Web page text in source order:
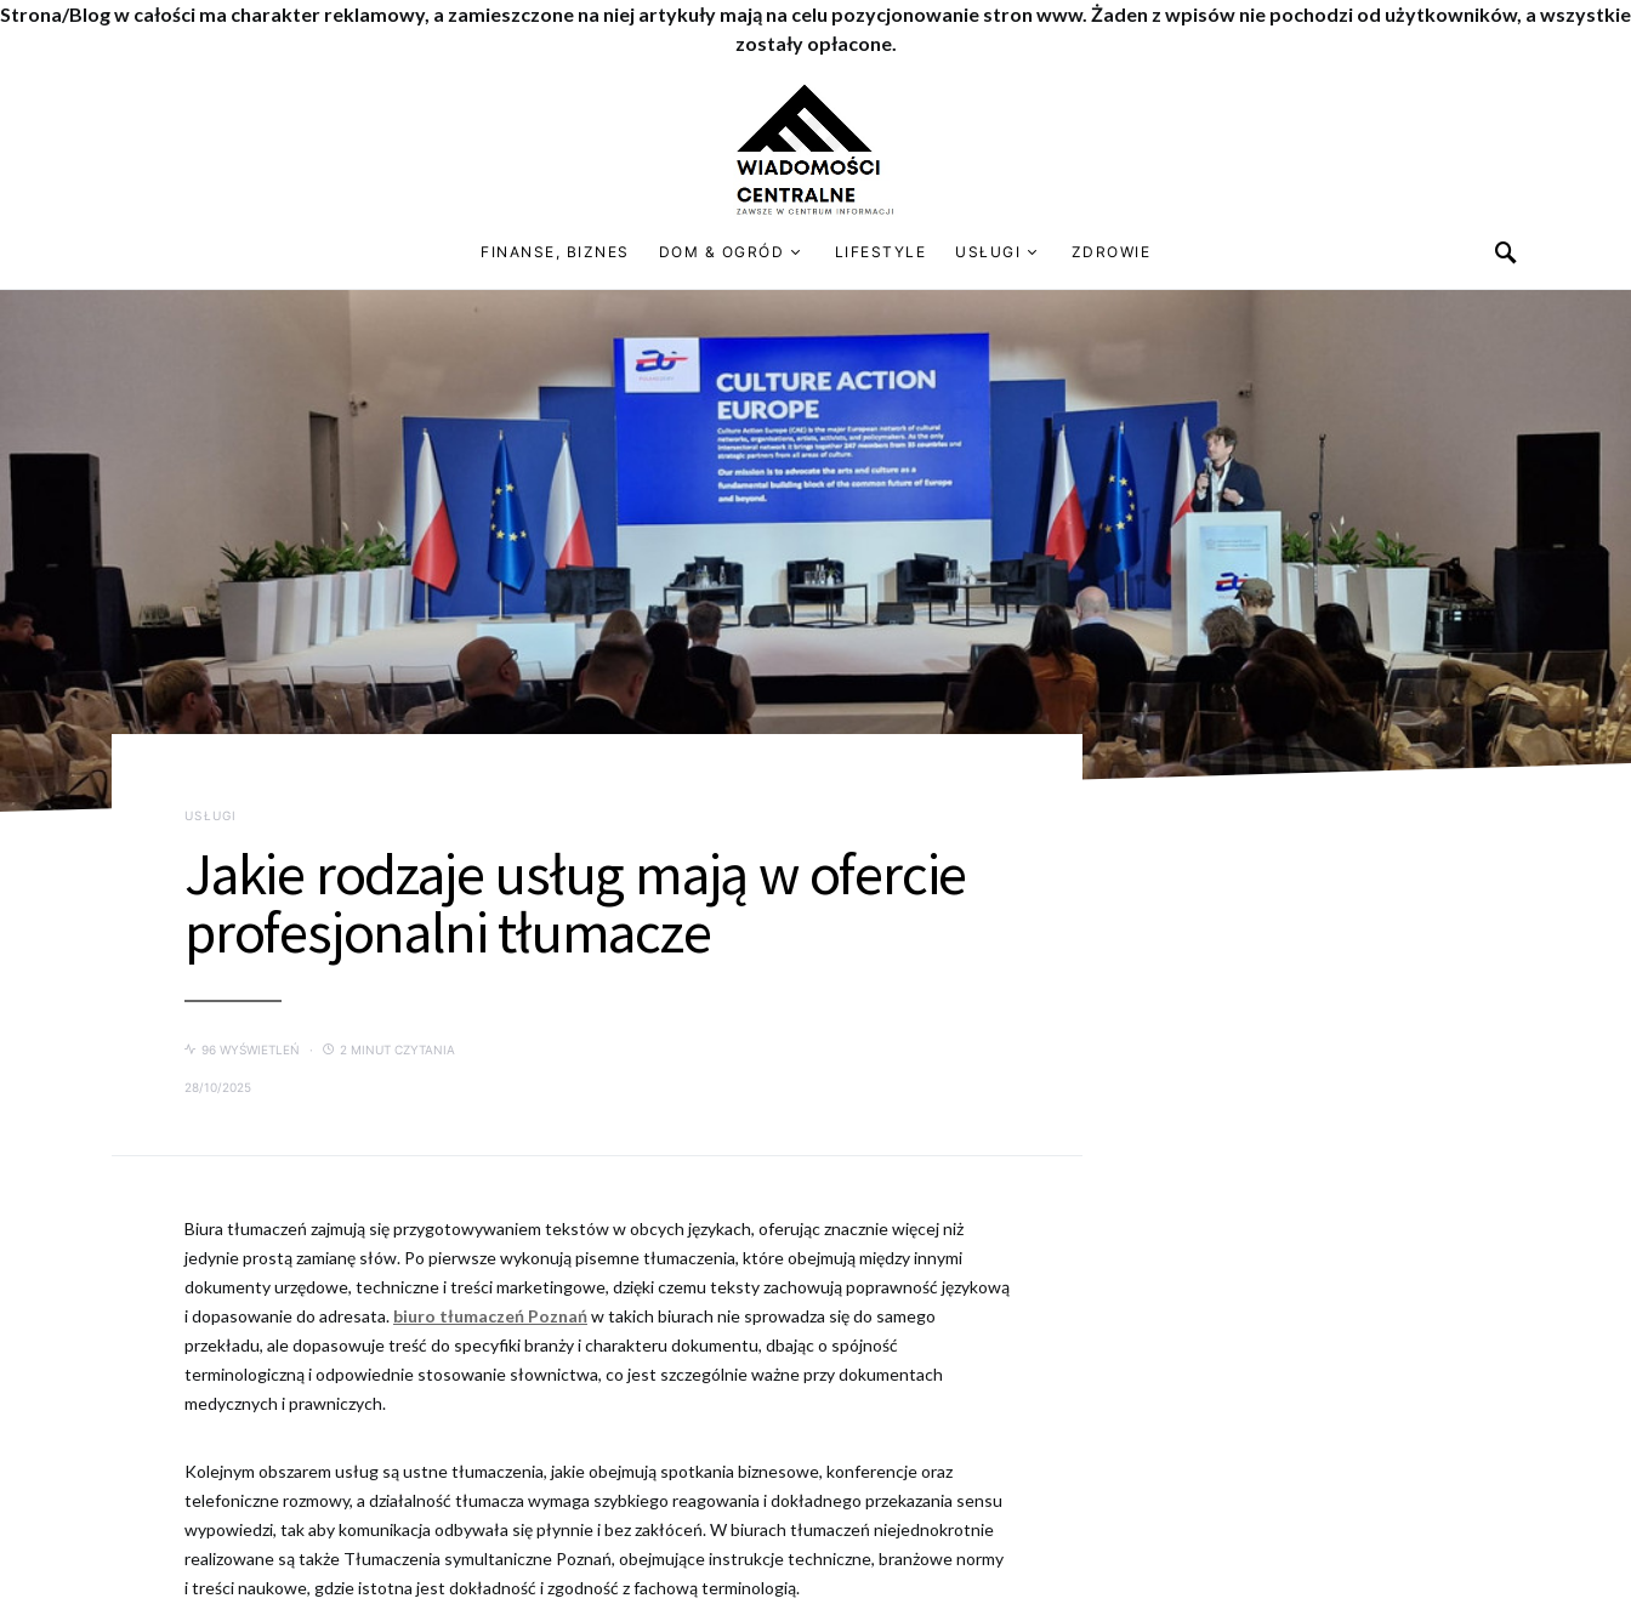
Strona/Blog w całości ma charakter reklamowy, a zamieszczone na niej artykuły mają na celu pozycjonowanie stron www. Żaden z wpisów nie pochodzi od użytkowników, a wszystkie
zostały opłacone.
FINANSE, BIZNES DOM & OGRÓD LIFESTYLE USŁUGI ZDROWIE
USŁUGI
Jakie rodzaje usług mają w ofercie
profesjonalni tłumacze
96 WYŚWIETLEŃ 2 MINUT CZYTANIA
28/10/2025
Biura tłumaczeń zajmują się przygotowywaniem tekstów w obcych językach, oferując znacznie więcej niż
jedynie prostą zamianę słów. Po pierwsze wykonują pisemne tłumaczenia, które obejmują między innymi
dokumenty urzędowe, techniczne i treści marketingowe, dzięki czemu teksty zachowują poprawność językową
i dopasowanie do adresata. biuro tłumaczeń Poznańw takich biurach nie sprowadza się do samego
przekładu, ale dopasowuje treść do specyfiki branży i charakteru dokumentu, dbając o spójność
terminologiczną i odpowiednie stosowanie słownictwa, co jest szczególnie ważne przy dokumentach
medycznych i prawniczych.
Kolejnym obszarem usług są ustne tłumaczenia, jakie obejmują spotkania biznesowe, konferencje oraz
telefoniczne rozmowy, a działalność tłumacza wymaga szybkiego reagowania i dokładnego przekazania sensu
wypowiedzi, tak aby komunikacja odbywała się płynnie i bez zakłóceń. W biurach tłumaczeń niejednokrotnie
realizowane są także Tłumaczenia symultaniczne Poznań, obejmujące instrukcje techniczne, branżowe normy
i treści naukowe, gdzie istotna jest dokładność i zgodność z fachową terminologią.